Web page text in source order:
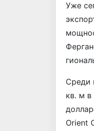
Уже
Среди
кв. м
Orient